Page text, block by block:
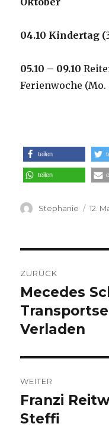
04.10 Kindertag
05.10 – 09.10
Ferienwoche (Mo.
teilen
teilen
Autor
Stephanie 12.
Navigation
ZURÜCK
Vorheriger
Beitrag:
Mecedes
Verladen
WEITER
Nächster
Beitrag:
Franzi
Steffi